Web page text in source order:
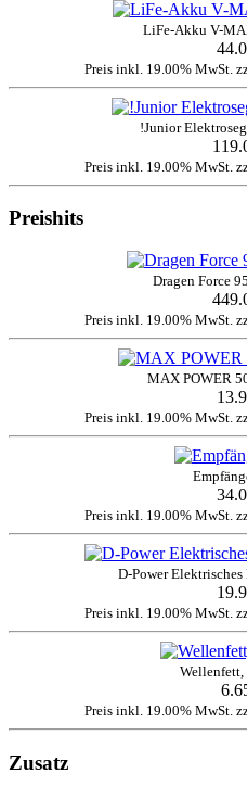
LiFe-Akku V-
Preis inkl. 19.00% MwSt.
!Junior
Preis inkl. 19.00% MwSt.
Preishits
Dragen Force
Preis inkl. 19.00% MwSt.
MAX POWER
Preis inkl. 19.00% MwSt.
Preis inkl. 19.00% MwSt.
D-Power
Preis inkl. 19.00% MwSt.
Wellenfett,
Preis inkl. 19.00% MwSt.
Zusatz